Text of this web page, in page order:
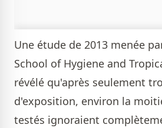
Une étude de 2013 menée
School of Hygiene and
révélé qu'après seulement
d'exposition, environ la
testés ignoraient